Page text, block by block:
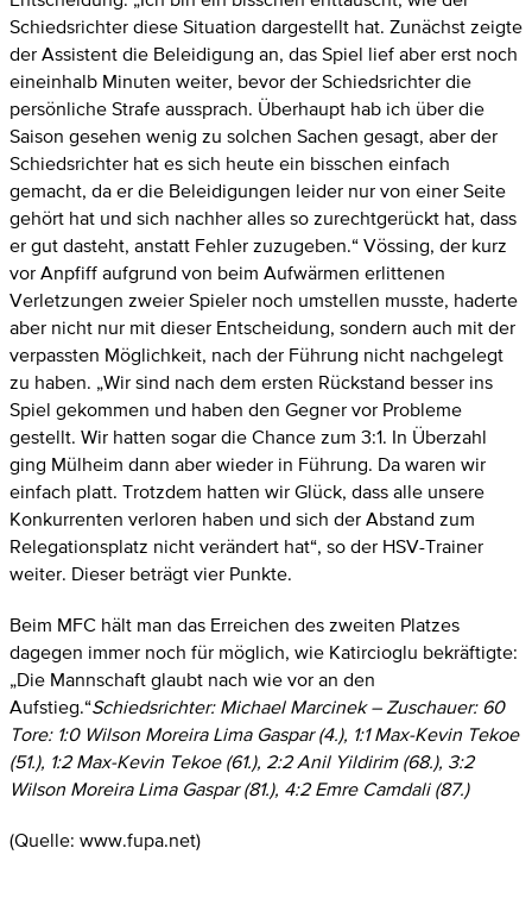
Schiedsrichter diese Situation dargestellt hat. Zunächst zeigte
der Assistent die Beleidigung an, das Spiel lief aber erst noch
eineinhalb Minuten weiter, bevor der Schiedsrichter die
persönliche Strafe aussprach. Überhaupt hab ich über die
Saison gesehen wenig zu solchen Sachen gesagt, aber der
Schiedsrichter hat es sich heute ein bisschen einfach
gemacht, da er die Beleidigungen leider nur von einer Seite
gehört hat und sich nachher alles so zurechtgerückt hat, dass
er gut dasteht, anstatt Fehler zuzugeben.“ Vössing, der kurz
vor Anpfiff aufgrund von beim Aufwärmen erlittenen
Verletzungen zweier Spieler noch umstellen musste, haderte
aber nicht nur mit dieser Entscheidung, sondern auch mit der
verpassten Möglichkeit, nach der Führung nicht nachgelegt
zu haben. „Wir sind nach dem ersten Rückstand besser ins
Spiel gekommen und haben den Gegner vor Probleme
gestellt. Wir hatten sogar die Chance zum 3:1. In Überzahl
ging Mülheim dann aber wieder in Führung. Da waren wir
einfach platt. Trotzdem hatten wir Glück, dass alle unsere
Konkurrenten verloren haben und sich der Abstand zum
Relegationsplatz nicht verändert hat“, so der HSV-Trainer
weiter. Dieser beträgt vier Punkte.
Beim MFC hält man das Erreichen des zweiten Platzes
dagegen immer noch für möglich, wie Katircioglu bekräftigte:
„Die Mannschaft glaubt nach wie vor an den
Aufstieg.“Schiedsrichter: Michael Marcinek – Zuschauer: 60
Tore: 1:0 Wilson Moreira Lima Gaspar (4.), 1:1 Max-Kevin Tekoe
(51.), 1:2 Max-Kevin Tekoe (61.), 2:2 Anil Yildirim (68.), 3:2
Wilson Moreira Lima Gaspar (81.), 4:2 Emre Camdali (87.)
(Quelle: www.fupa.net)